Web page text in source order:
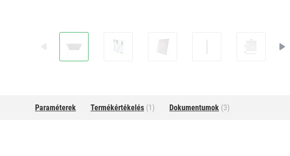
Paraméterek Termékértékelés (1) Dokumentumok (3)